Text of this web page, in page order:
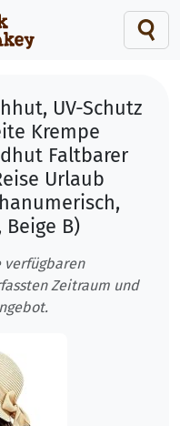
UV-Schutz
Krempe
Faltbarer
Urlaub
B)
verfügbaren
Zeitraum und